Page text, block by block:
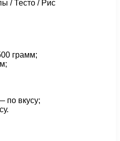
/ Тесто / Рис
грамм;
по вкусу;